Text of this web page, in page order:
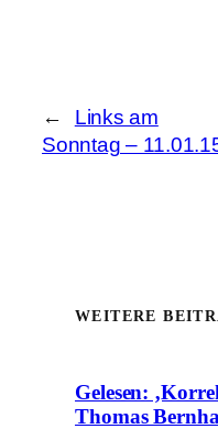
←
Links am
Sonntag –
WEITERE
Gelesen:
Thomas